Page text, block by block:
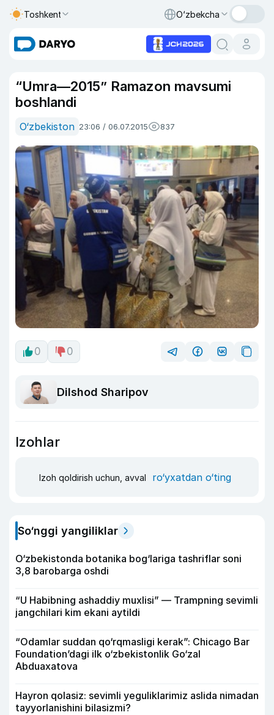
Toshkent O‘zbekcha
“Umra—2015” Ramazon mavsumi
boshlandi
O‘zbekiston 23:06 / 06.07.2015 837
0 0
Dilshod Sharipov
Izohlar
Izoh qoldirish uchun, avval ro‘yxatdan o‘ting
So‘nggi yangiliklar
O‘zbekistonda botanika bog‘lariga tashriflar soni
3,8 barobarga oshdi
“U Habibning ashaddiy muxlisi” — Trampning sevimli
jangchilari kim ekani aytildi
“Odamlar suddan qo‘rqmasligi kerak”: Chicago Bar
Foundation’dagi ilk o‘zbekistonlik Go‘zal
Abduaxatova
Hayron qolasiz: sevimli yeguliklarimiz aslida nimadan
tayyorlanishini bilasizmi?